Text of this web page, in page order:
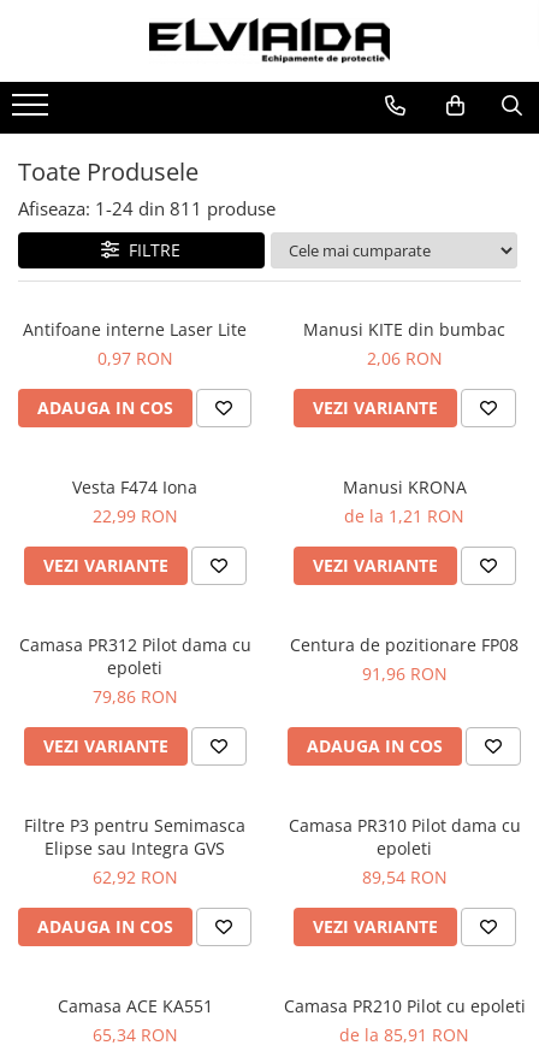
IMBRACAMINTE
IMBRACAMINTE DE LUCRU
IMBRACAMINTE IMPERMEABILA
TRICOURI
UNICA FOLOSINTA
IMBRACAMINTE IGNIFUGATA,
COMBINEZOANE, HALATE
JACHETE DE LUCRU
PANTALONI DE LUCRU
INDUSTRIA ALIMENTARA
GENUNCHIERE
IMBRACAMINTE ANTICHIMICA |
MULTIRISC
FESURI, SEPCI, CAPISOANE
HANORACE
INCALTAMINTE
BOCANCI
CIZME
SOSETE
ACCESORII
MANUSI
RISCURI MINIME
PROTECTIE CHIMICA
PROTECTIE SUDURA
ANTIVIBRATII
PROTECTIE LA IMPACT
HORECA
PROSOAPE
PROTECTIA OCHILOR
MASTI DE SUDURA
Toate Produsele
Afiseaza: 1-24 din 811 produse
FILTRE
Antifoane interne Laser Lite
0,97 RON
ADAUGA IN COS
Manusi KITE din bumbac
2,06 RON
VEZI VARIANTE
Vesta F474 Iona
22,99 RON
VEZI VARIANTE
Manusi KRONA
de la 1,21 RON
VEZI VARIANTE
Camasa PR312 Pilot dama cu
epoleti
79,86 RON
VEZI VARIANTE
Centura de pozitionare FP08
91,96 RON
ADAUGA IN COS
Filtre P3 pentru Semimasca
Elipse sau Integra GVS
62,92 RON
ADAUGA IN COS
Camasa PR310 Pilot dama cu
epoleti
89,54 RON
VEZI VARIANTE
Camasa ACE KA551
65,34 RON
Camasa PR210 Pilot cu epoleti
de la 85,91 RON